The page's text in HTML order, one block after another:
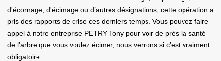
d'écornage, d'écimage ou d’autres désignations, cette opération a
pris des rapports de crise ces derniers temps. Vous pouvez faire
appel à notre entreprise PETRY Tony pour voir de près la santé
de l’arbre que vous voulez écimer, nous verrons si c’est vraiment
obligatoire.